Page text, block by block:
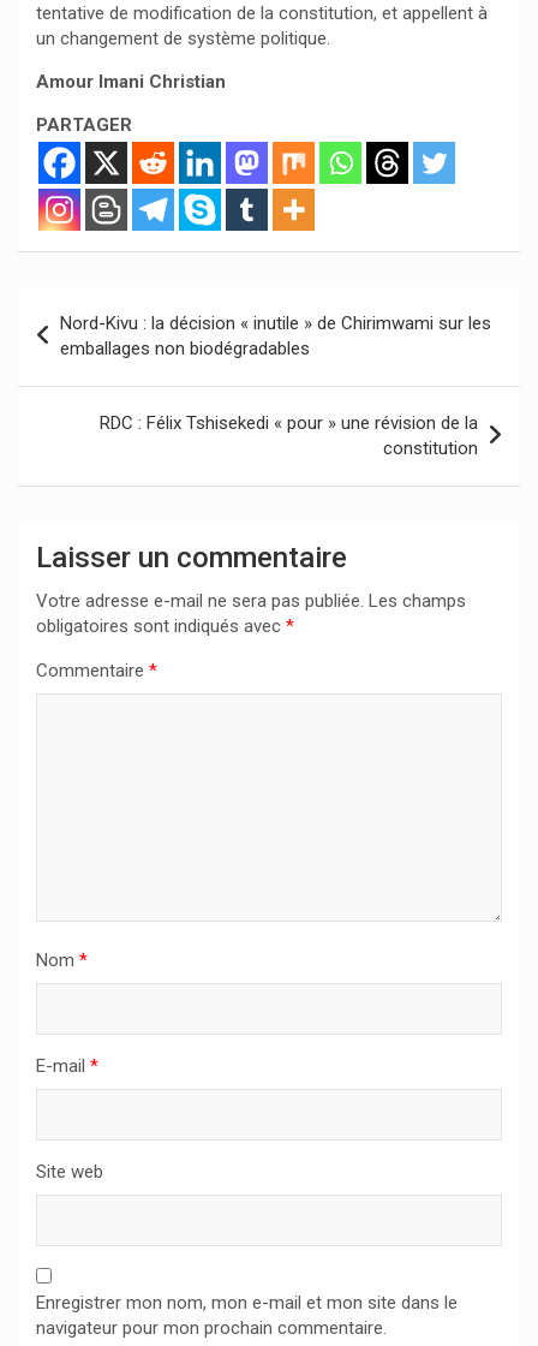
tentative de modification de la constitution, et appellent à
un changement de système politique.
Amour Imani Christian
PARTAGER
de
l’article
Nord-Kivu : la décision « inutile » de Chirimwami sur les
emballages non biodégradables
RDC : Félix Tshisekedi « pour » une révision de la
constitution
Laisser un commentaire
Votre adresse e-mail ne sera pas publiée. Les champs
obligatoires sont indiqués avec *
Commentaire *
Nom *
E-mail *
Site web
Enregistrer mon nom, mon e-mail et mon site dans le
navigateur pour mon prochain commentaire.